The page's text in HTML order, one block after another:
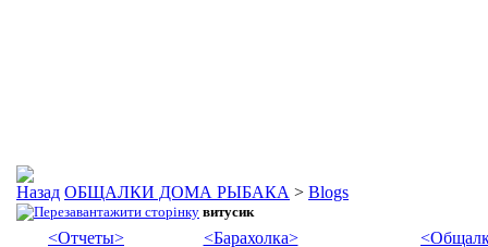
ОБЩАЛКИ ДОМА РЫБАКА > Blogs
витусик
<Отчеты> <Барахолка>